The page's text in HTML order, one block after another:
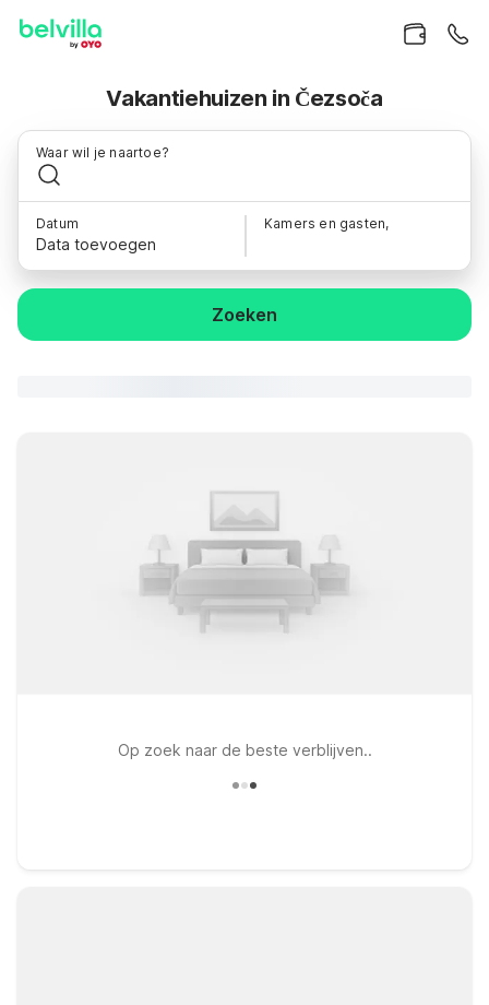
Vakantiehuizen in Čezsoča
Waar wil je naartoe?
Datum
Data toevoegen
Kamers en gasten,
Zoeken
Op zoek naar de beste verblijven..